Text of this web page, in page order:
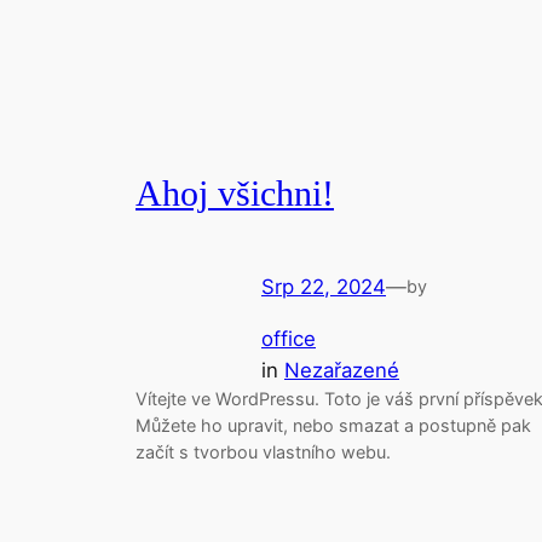
Ahoj všichni!
Srp 22, 2024—by
office
in Nezařazené
Vítejte ve WordPressu. Toto je váš první
Můžete ho upravit, nebo smazat a postupně pak
začít s tvorbou vlastního webu.